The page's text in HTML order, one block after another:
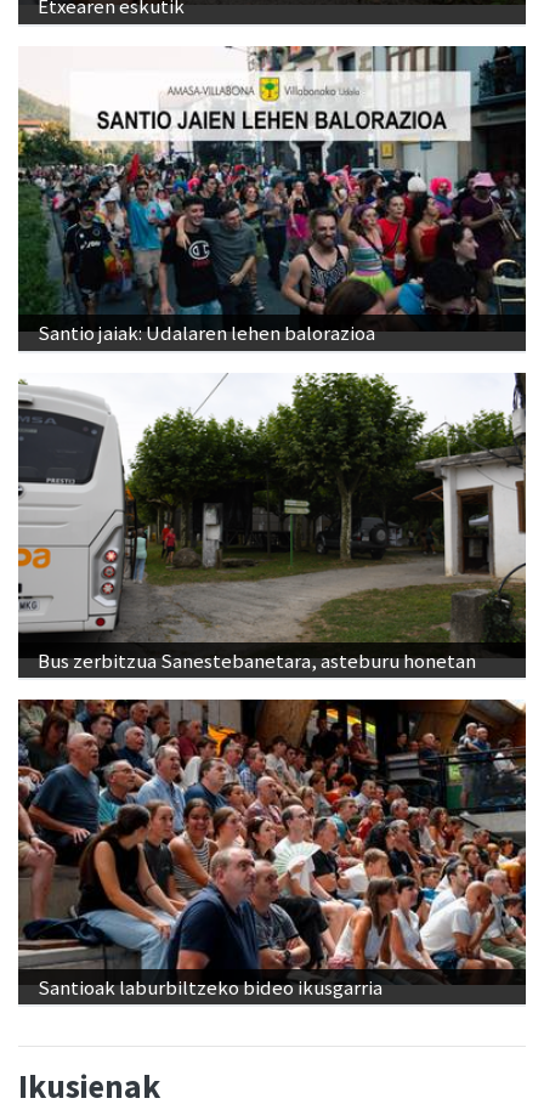
Etxearen eskutik
Santio jaiak: Udalaren lehen balorazioa
Bus zerbitzua Sanestebanetara, asteburu honetan
Santioak laburbiltzeko bideo ikusgarria
Ikusienak